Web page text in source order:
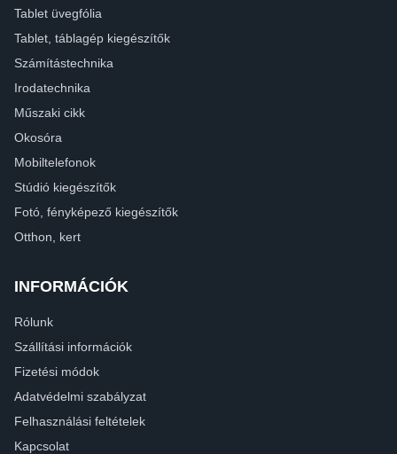
Tablet üvegfólia
Tablet, táblagép kiegészítők
Számítástechnika
Irodatechnika
Műszaki cikk
Okosóra
Mobiltelefonok
Stúdió kiegészítők
Fotó, fényképező kiegészítők
Otthon, kert
INFORMÁCIÓK
Rólunk
Szállítási információk
Fizetési módok
Adatvédelmi szabályzat
Felhasználási feltételek
Kapcsolat